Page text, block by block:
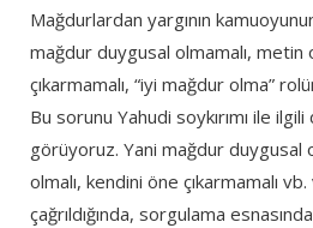
Mağdurlardan yargının
mağdur duygusal olmamalı, metin
çıkarmamalı, “iyi mağdur olma”
Bu sorunu Yahudi soykırımı ile
görüyoruz. Yani mağdur duygusal
olmalı, kendini öne çıkarmamalı
çağrıldığında, sorgulama